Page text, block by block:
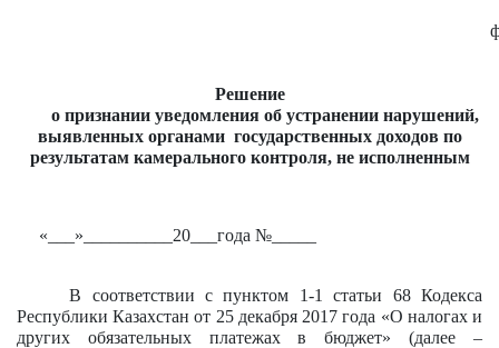
Решение
о признании уведомления об устранении нарушений,
выявленных органами государственных доходов по
результатам камерального контроля, не исполненным
«___»__________20___года №_____
В соответствии с пунктом 1-1 статьи 68 Кодекса
Республики Казахстан от 25 декабря 2017 года «О налогах и
других обязательных платежах в бюджет» (далее –